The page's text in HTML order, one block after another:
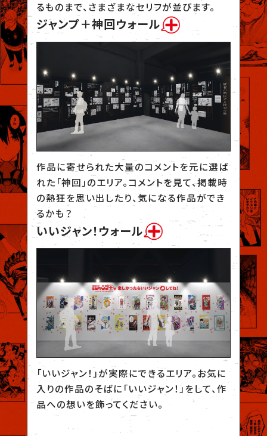
るものまで、さまざまなセリフが並びます。
ジャンプ＋神回ウォール
作品に寄せられた大量のコメントを元に選ば
れた「神回」のエリア。コメントを見て、掲載時
の熱狂を思い出したり、気になる作品ができ
るかも？
いいジャン！ウォール
「いいジャン！」が実際にできるエリア。お気に
入りの作品のそばに「いいジャン！」をして、作
品への想いを飾ってください。